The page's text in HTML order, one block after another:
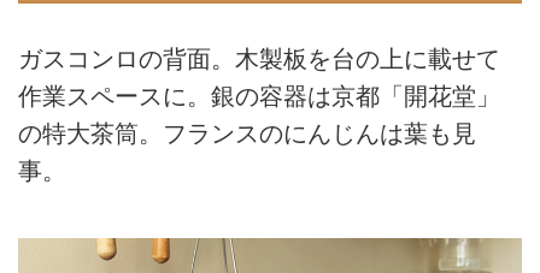
ガスコンロの背面。木製板を台の上に載せて
作業スペースに。銀の容器は京都「開花堂」
の特大茶筒。フランスのにんじんは葉も見
事。